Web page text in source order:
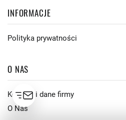
INFORMACJE
Polityka prywatności
O NAS
Kontakt i dane firmy
O Nas